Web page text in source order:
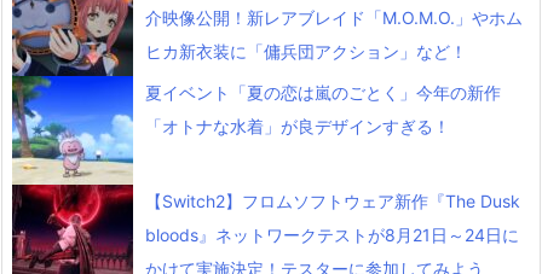
介映像公開！新レアブレイド「M.O.M.O.」やホム
ヒカ新衣装に「傭兵団アクション」など！
夏イベント「夏の恋は嵐のごとく」今年の新作
「オトナな水着」が良デザインすぎる！
【Switch2】フロムソフトウェア新作『The Dusk
bloods』ネットワークテストが8月21日～24日に
かけて実施決定！テスターに参加してみよう